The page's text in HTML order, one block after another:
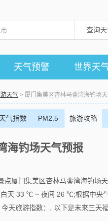
查询天
天气预警 世界天
天气 > 厦门集美区杏林马銮湾海钓场
天气指数 PM2.5 旅游攻略
海钓场天气预报
厦门集美区杏林马銮湾海钓场
天 33 ℃ ~ 夜间 26 ℃;根据中央
天旅游指数：, 以下是末来三天